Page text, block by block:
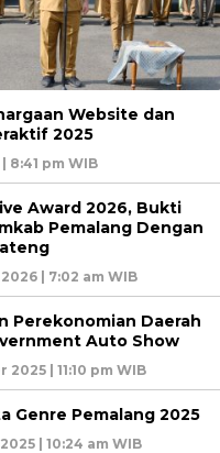
Website dan
2025
8:41 pm WIB
Award 2026, Bukti
Pemalang Dengan
| 7:02 am WIB
Perekonomian Daerah
Auto Show
2025 | 11:10 pm WIB
Genre Pemalang 2025
| 10:24 am WIB